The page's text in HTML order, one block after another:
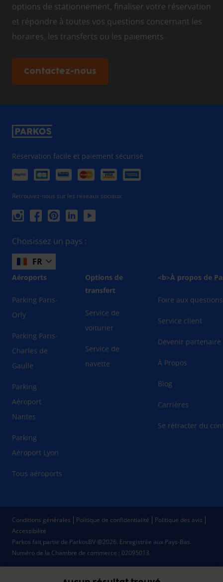
options de stationnement, finaliser votre réservation
et répondre à toutes vos questions concernant les
horaires, les transferts ou les paiements.
Contactez-nous
Réservation facile et paiement sécurisé
Retrouvez-nous sur les réseaux sociaux.
Choisissez un pays :
FR
Aéroports
Parking Paris-
Orly
Parking Paris-
Charles de
Gaulle
Parking
Aéroport
Nantes
Parking
Aéroport Lyon
Tous aéroports
Options de
transfert
Service de
voiturier
Service de
navette
<b>À propos de
Foire aux questions
Service client
Devenir partenaire
À Propos
Blog
Carrières
Se rétracter du
Parkos fait partie de ParkosBV @2026. Enregistrée aux Pays-Bas.
Numéro de la Chambre de commerce : 02095013
Conditions générales Politique de confidentialité
Politique des avis
Accessibilité